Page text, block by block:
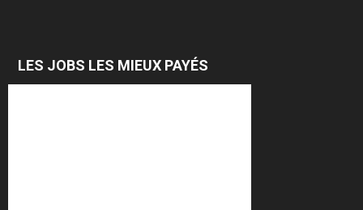
LES JOBS LES MIEUX PAYÉS